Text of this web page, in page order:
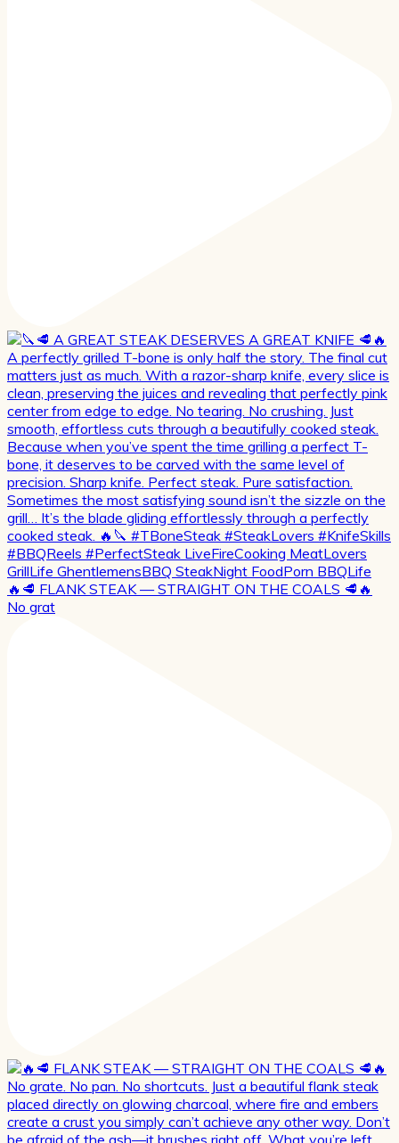
🔥🥩 FLANK STEAK — STRAIGHT ON THE COALS 🥩🔥
No grat